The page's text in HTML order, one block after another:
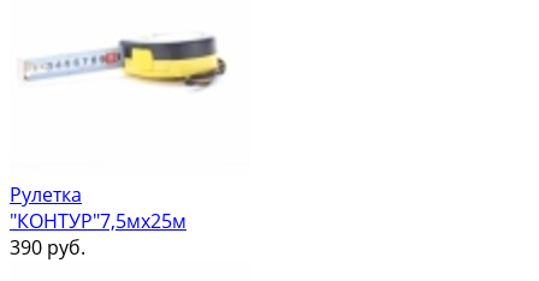
Рулетка
"КОНТУР"7,5мх25м
390 руб.